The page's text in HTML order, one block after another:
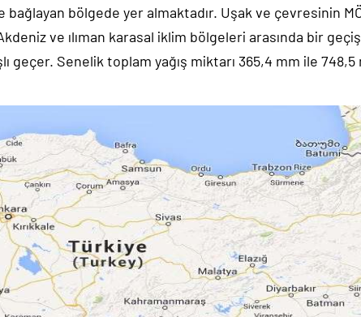
bölgede yer almaktadır. Uşak ve çevresinin
ve ılıman karasal iklim bölgeleri arasında bir
geçer. Senelik toplam yağış miktarı 365,4 mm ile